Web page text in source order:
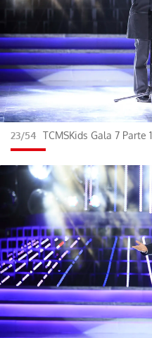
23/54 TCMSKids Gala 7 Parte 1